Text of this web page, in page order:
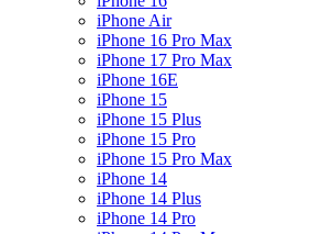
iPhone Air
iPhone 16 Pro Max
iPhone 17 Pro Max
iPhone 16E
iPhone 15
iPhone 15 Plus
iPhone 15 Pro
iPhone 15 Pro Max
iPhone 14
iPhone 14 Plus
iPhone 14 Pro